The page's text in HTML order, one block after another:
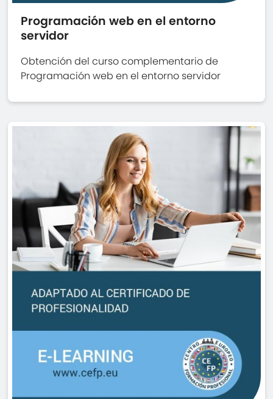
Programación web en el entorno
servidor
Obtención del curso complementario de
Programación web en el entorno servidor